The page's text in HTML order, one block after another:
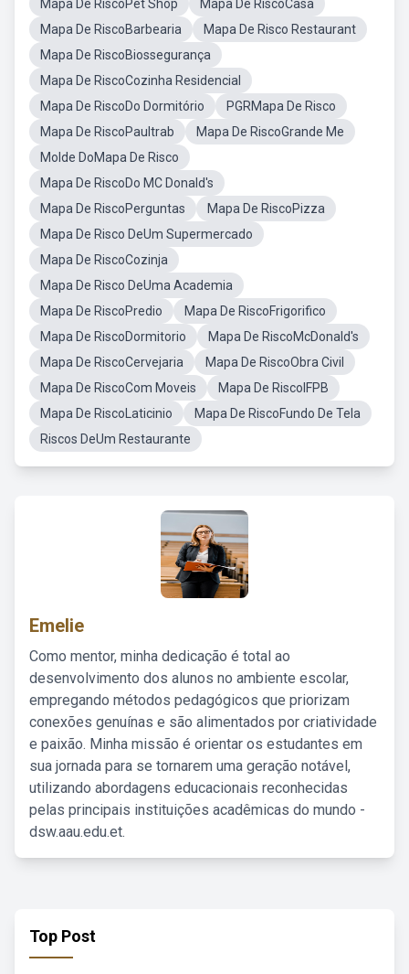
Mapa De RiscoPet Shop
Mapa De RiscoCasa
Mapa De RiscoBarbearia
Mapa De Risco Restaurant
Mapa De RiscoBiossegurança
Mapa De RiscoCozinha Residencial
Mapa De RiscoDo Dormitório
PGRMapa De Risco
Mapa De RiscoPaultrab
Mapa De RiscoGrande Me
Molde DoMapa De Risco
Mapa De RiscoDo MC Donald's
Mapa De RiscoPerguntas
Mapa De RiscoPizza
Mapa De Risco DeUm Supermercado
Mapa De RiscoCozinja
Mapa De Risco DeUma Academia
Mapa De RiscoPredio
Mapa De RiscoFrigorifico
Mapa De RiscoDormitorio
Mapa De RiscoMcDonald's
Mapa De RiscoCervejaria
Mapa De RiscoObra Civil
Mapa De RiscoCom Moveis
Mapa De RiscoIFPB
Mapa De RiscoLaticinio
Mapa De RiscoFundo De Tela
Riscos DeUm Restaurante
Emelie
Como mentor, minha dedicação é total ao
desenvolvimento dos alunos no ambiente escolar,
empregando métodos pedagógicos que priorizam
conexões genuínas e são alimentados por criatividade
e paixão. Minha missão é orientar os estudantes em
sua jornada para se tornarem uma geração notável,
utilizando abordagens educacionais reconhecidas
pelas principais instituições acadêmicas do mundo -
dsw.aau.edu.et.
Top Post